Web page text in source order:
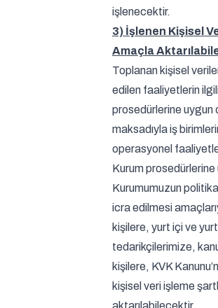
işlenecektir.
3) İşlenen Kişisel
Amaçla
Toplanan kişisel
edilen faaliyetlerin
prosedürlerine uygun
maksadıyla iş
operasyonel
Kurum
Kurumumuzun
icra edilmesi
kişilere, yurt içi ve
tedarikçilerimize,
kişilere, KVK
kişisel veri işleme
aktarılabilecektir.